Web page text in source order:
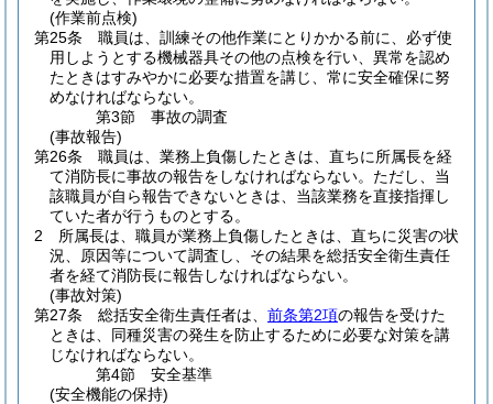
(作業前点検)
第25条
職員は、訓練その他作業にとりかかる前に、必ず使
用しようとする機械器具その他の点検を行い、異常を認め
たときはすみやかに必要な措置を講じ、常に安全確保に努
めなければならない。
第3節
事故の調査
(事故報告)
第26条
職員は、業務上負傷したときは、直ちに所属長を経
て消防長に事故の報告をしなければならない。 ただし、当
該職員が自ら報告できないときは、当該業務を直接指揮し
ていた者が行うものとする。
2
所属長は、職員が業務上負傷したときは、直ちに災害の状
況、原因等について調査し、その結果を総括安全衛生責任
者を経て消防長に報告しなければならない。
(事故対策)
第27条
総括安全衛生責任者は、 前条第2項の報告を受けた
ときは、同種災害の発生を防止するために必要な対策を講
じなければならない。
第4節
安全基準
(安全機能の保持)